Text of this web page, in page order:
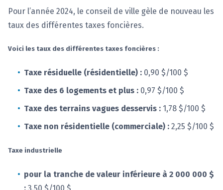
Pour l’année 2024, le conseil de ville gèle de nouveau les
taux des différentes taxes foncières.
Voici les taux des différentes taxes foncières :
Taxe résiduelle (résidentielle) : 0,90 $/100 $
Taxe des 6 logements et plus : 0,97 $/100 $
Taxe des terrains vagues desservis : 1,78 $/100 $
Taxe non résidentielle (commerciale) : 2,25 $/100 $
Taxe industrielle
pour la tranche de valeur inférieure à 2 000 000 $
: 3,50 $/100 $